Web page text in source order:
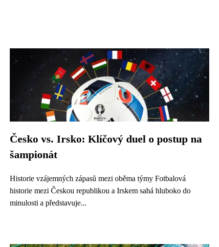
Česko vs. Irsko: Klíčový duel o postup na
šampionát
Historie vzájemných zápasů mezi oběma týmy Fotbalová
historie mezi Českou republikou a Irskem sahá hluboko do
minulosti a představuje...